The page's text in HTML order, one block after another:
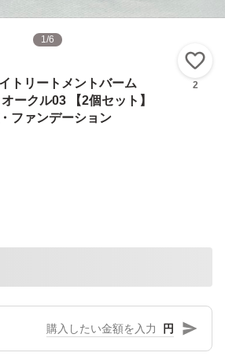
1/6
トリートメントバーム
ークル03 【2個セット】
ファンデーション
2
円